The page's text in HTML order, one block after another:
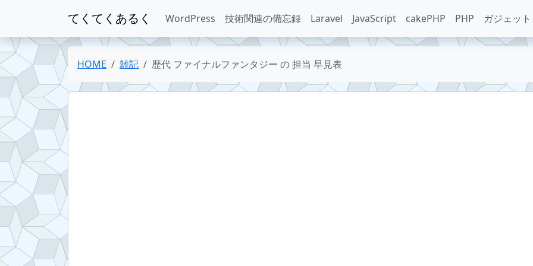
てくてくあるく WordPress 技術関連の備忘録 Laravel JavaScript cakePHP PHP ガジェット
HOME 雑記 歴代 ファイナルファンタジー の 担当 早見表